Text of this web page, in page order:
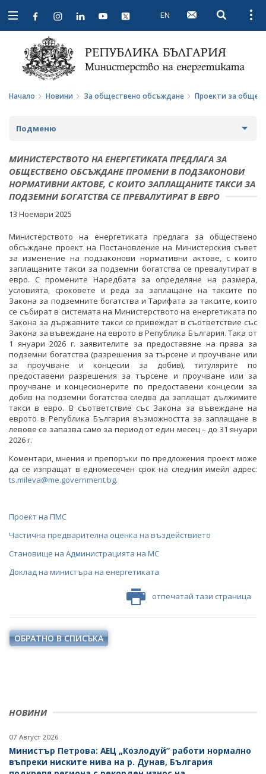
Open
navigation
EN Open
Начало Новини За обществено обсъждане Проекти за
НОВИНИ
07 Август 2026
Министър Петрова: АЕЦ „Козлодуй“ работи нормално
въпреки ниските нива на р. Дунав, България
Подменю
НОВИНИ
ПРЕДСТОЯЩИ СЪБИТИЯ
ЗА ОБЩЕСТВЕНО ОБСЪЖДАНЕ
ЗАВЪРШИЛИ ПРОЦЕДУРИ ЗА ОБЩЕСТВЕНО
ОБСЪЖДАНЕ
ИНТЕРВЮТА
ПАРЛАМЕНТАРЕН КОНТРОЛ
ФОТОГАЛЕРИЯ
ВИДЕОГАЛЕРИЯ
МИНИСТЕРСТВОТО НА ЕНЕРГЕТИКАТА ПРЕДЛАГА ЗА
ОБЩЕСТВЕНО ОБСЪЖДАНЕ ПРОМЕНИ В ПОДЗАКОНОВИ
НОРМАТИВНИ АКТОВЕ, С КОИТО ЗАПЛАЩАНИТЕ ТАКСИ ЗА
ПОДЗЕМНИ БОГАТСТВА СЕ ПРЕВАЛУТИРАТ В ЕВРО
13 Ноември 2025
Министерството на енергетиката предлага за обществено
обсъждане проект на Постановление на Министерския съвет
за изменение на подзаконови нормативни актове, с които
заплащаните такси за подземни богатства се превалутират в
евро. С промените Наредбата за определяне на размера,
условията, сроковете и реда за заплащане на таксите по
Закона за подземните богатства и Тарифата за таксите, които
се събират в системата на Министерството на енергетиката по
Закона за държавните такси се привеждат в съответствие със
Закона за въвеждане на еврото в Република България. Така от
1 януари 2026 г. заявителите за предоставяне на права за
подземни богатства (разрешения за търсене и проучване или
за проучване и концесии за добив), титулярите по
предоставени разрешения за търсене и проучване или за
проучване и концесионерите по предоставени концесии за
добив на подземни богатства следва да заплащат дължимите
такси в евро. В съответствие със Закона за въвеждане на
еврото в Република България възможността за заплащане в
левове се запазва само за период от един месец – до 31 януари
2026 г.
Коментари, мнения и препоръки по предложения проект може
да се изпращат в едномесечен срок на следния имейл адрес:
ts.mileva@me.government.bg.
Проект на ПМС
Частична предварителна оценка на въздействието
Становище на Администрацията на МС
Доклад на министъра на енергетиката
отпечатай тази страница
ОБРАТНО В СПИСЪКА